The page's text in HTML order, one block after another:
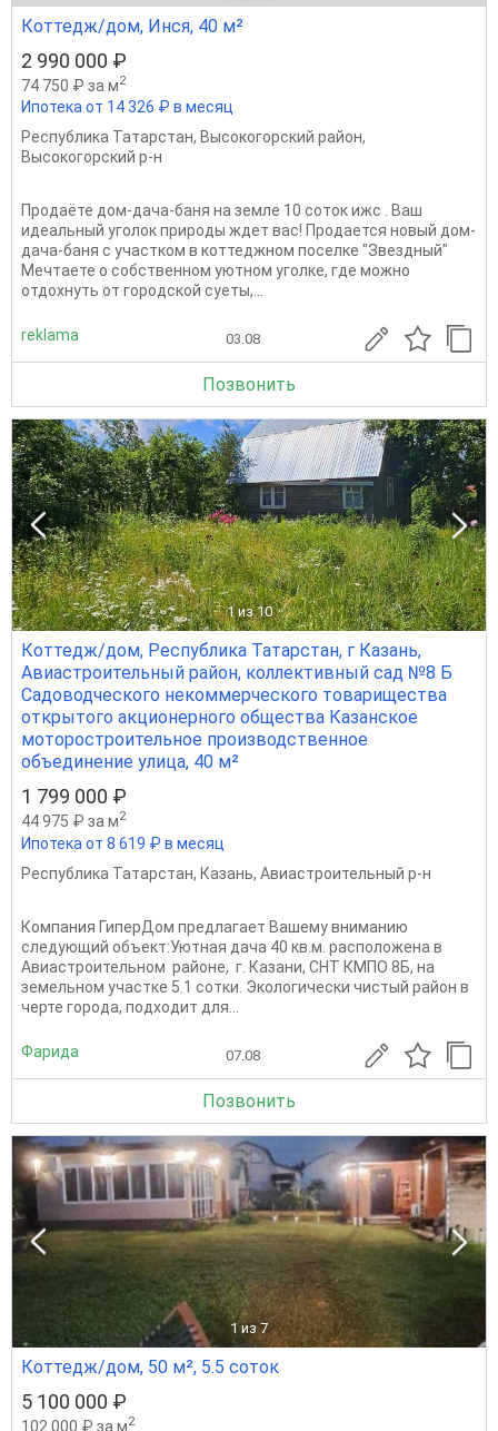
Коттедж/дом, Инся, 40 м²
2 990 000 ₽
74 750 ₽ за м2
Ипотека от 14 326 ₽ в месяц
Республика Татарстан, Высокогорский район,
Высокогорский р-н
Продаёте дом-дача-баня на земле 10 соток ижс . Ваш
идеальный уголок природы ждет вас! Продается новый дом-
дача-баня с участком в коттеджном поселке "Звездный"
Мечтаете о собственном уютном уголке, где можно
отдохнуть от городской суеты,...
reklama 03.08
Позвонить
1 из 10
Коттедж/дом, Республика Татарстан, г Казань,
Авиастроительный район, коллективный сад №8 Б
Садоводческого некоммерческого товарищества
открытого акционерного общества Казанское
моторостроительное производственное
объединение улица, 40 м²
1 799 000 ₽
44 975 ₽ за м2
Ипотека от 8 619 ₽ в месяц
Республика Татарстан, Казань, Авиастроительный р-н
Компания ГиперДом предлагает Вашему вниманию
следующий объект:Уютная дача 40 кв.м. расположена в
Авиастроительном районе, г. Казани, СНТ КМПО 8Б, на
земельном участке 5.1 сотки. Экологически чистый район в
черте города, подходит для...
Фарида 07.08
Позвонить
1 из 7
Коттедж/дом, 50 м², 5.5 соток
5 100 000 ₽
102 000 ₽ за м2